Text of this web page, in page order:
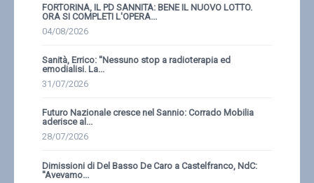
FORTORINA, IL PD SANNITA: BENE IL NUOVO LOTTO.
ORA SI COMPLETI L'OPERA...
04/08/2026
Sanità, Errico: ''Nessuno stop a radioterapia ed
emodialisi. La...
31/07/2026
Futuro Nazionale cresce nel Sannio: Corrado Mobilia
aderisce al...
28/07/2026
Dimissioni di Del Basso De Caro a Castelfranco, NdC:
''Avevamo...